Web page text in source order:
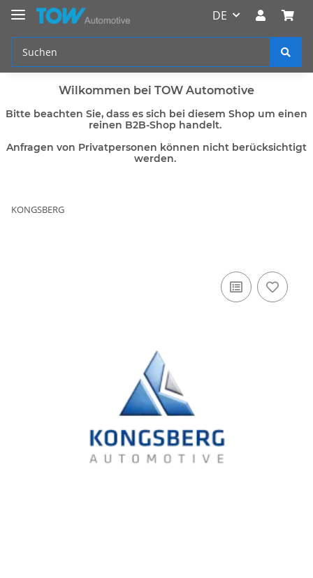
DE
Wilkommen bei TOW Automotive
Bitte beachten Sie, dass es sich bei diesem Shop um einen
reinen B2B-Shop handelt.
Anfragen von Privatpersonen können nicht berücksichtigt
werden.
KONGSBERG